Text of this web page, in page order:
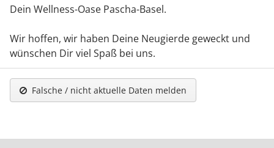
Dein Wellness-Oase Pascha-Basel.
Wir hoffen, wir haben Deine Neugierde geweckt und
wünschen Dir viel Spaß bei uns.
Falsche / nicht aktuelle Daten melden